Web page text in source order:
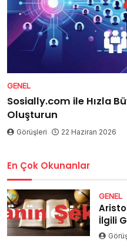
GENEL
Sosially.com ile Hızla
Oluşturun
Görüşleri 22 Haziran 2026
En Çok Okunanlar
GENEL
İlgili